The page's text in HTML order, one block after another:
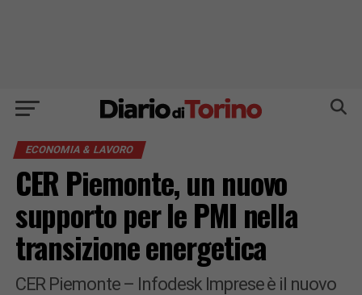
ECONOMIA & LAVORO
CER Piemonte, un nuovo
supporto per le PMI nella
transizione energetica
CER Piemonte – Infodesk Imprese è il nuovo